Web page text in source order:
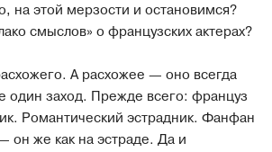
на этой мерзости и остановимся?
смыслов» о французских актерах?
А расхожее — оно всегда
один заход. Прежде всего: француз
Романтический эстрадник. Фанфан
он же как на эстраде. Да и